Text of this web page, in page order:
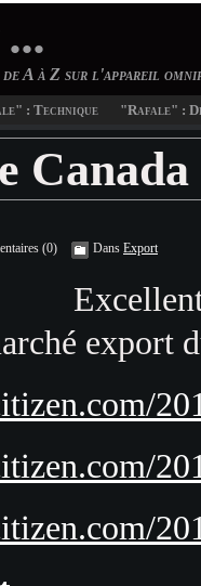
A à Z sur l'appareil
: Technique "Rafale" :
Canada
(0) Dans Export
export